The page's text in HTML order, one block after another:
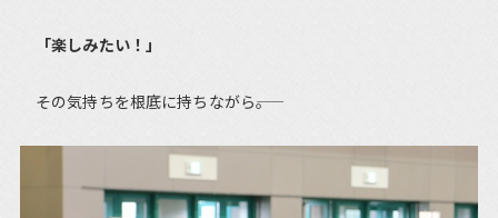
「楽しみたい！」
その気持ちを根底に持ちながら――。